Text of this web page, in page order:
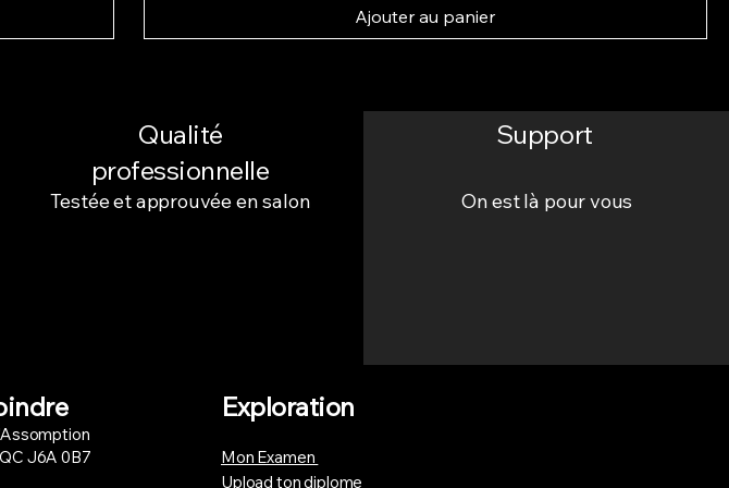
Ajouter au panier
Qualité
professionnelle
Testée et approuvée en salon
Support
On est là pour vous
J6A 0B7
Exploration
Mon Examen
Upload ton diplome